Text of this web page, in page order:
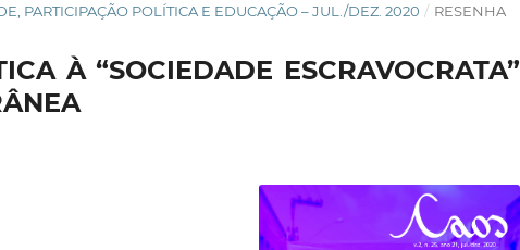
PARTICIPAÇÃO POLÍTICA E EDUCAÇÃO – JUL./DEZ. 2020 / RESENHA
À “SOCIEDADE ESCRAVOCRATA”